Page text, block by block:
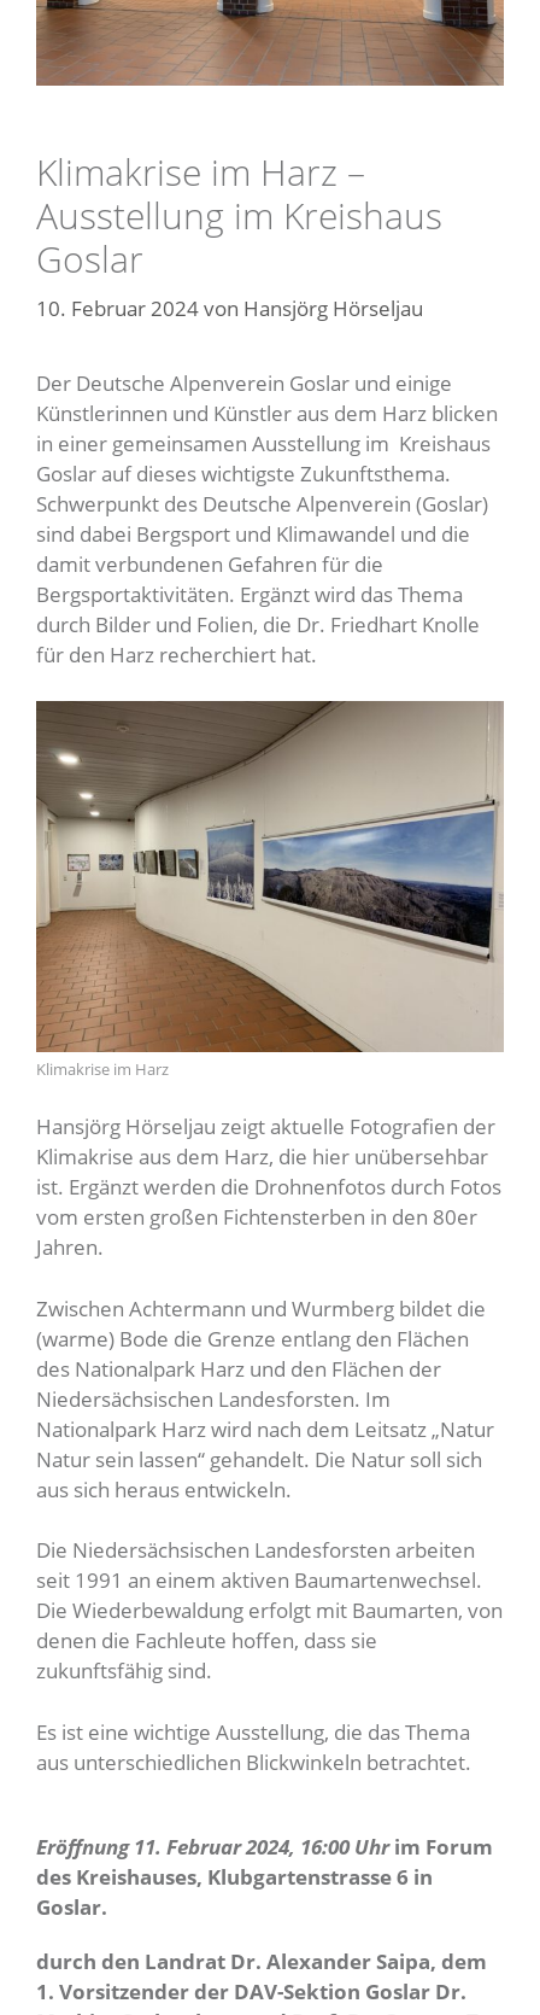
Klimakrise im Harz –
Ausstellung im Kreishaus
Goslar
10. Februar 2024von Hansjörg Hörseljau
Der Deutsche Alpenverein Goslar und einige
Künstlerinnen und Künstler aus dem Harz blicken
in einer gemeinsamen Ausstellung im Kreishaus
Goslar auf dieses wichtigste Zukunftsthema.
Schwerpunkt des Deutsche Alpenverein (Goslar)
sind dabei Bergsport und Klimawandel und die
damit verbundenen Gefahren für die
Bergsportaktivitäten. Ergänzt wird das Thema
durch Bilder und Folien, die Dr. Friedhart Knolle
für den Harz recherchiert hat.
Klimakrise im Harz
Hansjörg Hörseljau zeigt aktuelle Fotografien der
Klimakrise aus dem Harz, die hier unübersehbar
ist. Ergänzt werden die Drohnenfotos durch Fotos
vom ersten großen Fichtensterben in den 80er
Jahren.
Zwischen Achtermann und Wurmberg bildet die
(warme) Bode die Grenze entlang den Flächen
des Nationalpark Harz und den Flächen der
Niedersächsischen Landesforsten. Im
Nationalpark Harz wird nach dem Leitsatz „Natur
Natur sein lassen“ gehandelt. Die Natur soll sich
aus sich heraus entwickeln.
Die Niedersächsischen Landesforsten arbeiten
seit 1991 an einem aktiven Baumartenwechsel.
Die Wiederbewaldung erfolgt mit Baumarten, von
denen die Fachleute hoffen, dass sie
zukunftsfähig sind.
Es ist eine wichtige Ausstellung, die das Thema
aus unterschiedlichen Blickwinkeln betrachtet.
Eröffnung 11. Februar 2024, 16:00 Uhrim Forum
des Kreishauses, Klubgartenstrasse 6 in
Goslar.
durch den Landrat Dr. Alexander Saipa, dem
1. Vorsitzender der DAV-Sektion Goslar Dr.